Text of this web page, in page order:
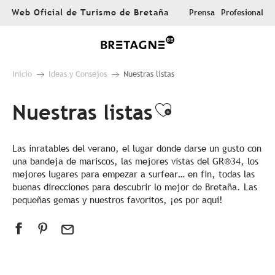
AllerWeb Oficial de Turismo de Bretaña Prensa Profesional
Inicio Ideas y Consejos Nuestras listas
Nuestras listasAjouter aux
Las inratables del verano, el lugar donde darse un gusto con
una bandeja de mariscos, las mejores vistas del GR®34, los
mejores lugares para empezar a surfear… en fin, todas las
buenas direcciones para descubrir lo mejor de Bretaña. Las
pequeñas gemas y nuestros favoritos, ¡es por aquí!